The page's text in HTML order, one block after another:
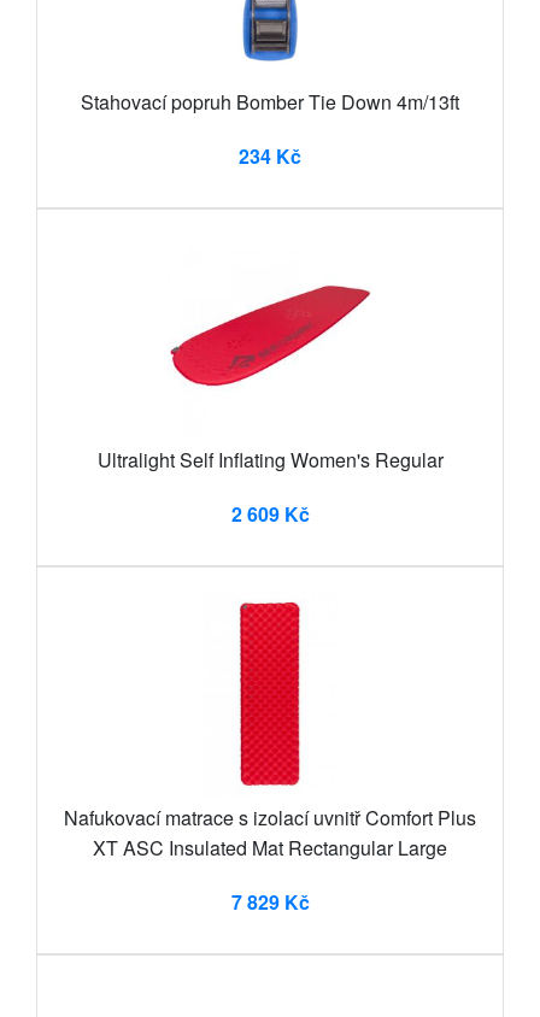
Stahovací popruh Bomber Tie Down 4m/13ft
234 Kč
Ultralight Self Inflating Women's Regular
2 609 Kč
Nafukovací matrace s izolací uvnitř Comfort Plus
XT ASC Insulated Mat Rectangular Large
7 829 Kč